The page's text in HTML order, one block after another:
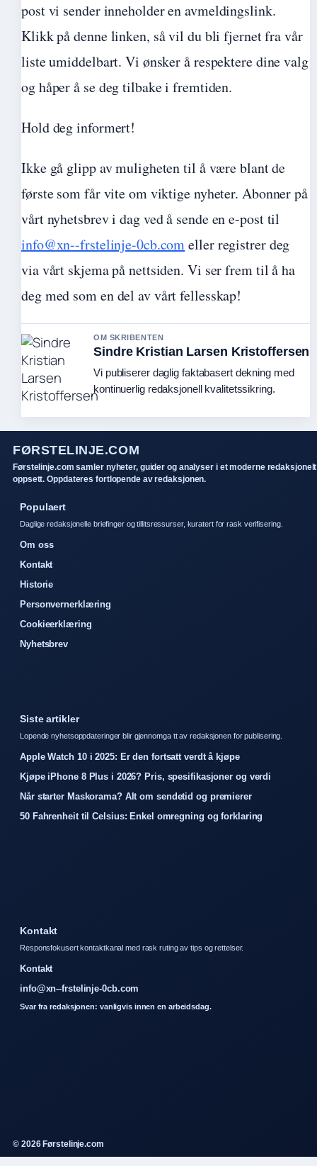
post vi sender inneholder en avmeldingslink.
Klikk på denne linken, så vil du bli fjernet fra vår
liste umiddelbart. Vi ønsker å respektere dine valg
og håper å se deg tilbake i fremtiden.
Hold deg informert!
Ikke gå glipp av muligheten til å være blant de
første som får vite om viktige nyheter. Abonner på
vårt nyhetsbrev i dag ved å sende en e-post til
info@xn--frstelinje-0cb.comeller registrer deg
via vårt skjema på nettsiden. Vi ser frem til å ha
deg med som en del av vårt fellesskap!
OM SKRIBENTEN
Sindre Kristian Larsen Kristoffersen
Vi publiserer daglig faktabasert dekning med
kontinuerlig redaksjonell kvalitetssikring.
FØRSTELINJE.COM
Førstelinje.com samler nyheter, guider og analyser i et moderne redaksjonelt
oppsett. Oppdateres fortlopende av redaksjonen.
Populaert
Daglige redaksjonelle briefinger og tillitsressurser, kuratert for rask verifisering.
Om oss
Kontakt
Historie
Personvernerklæring
Cookieerklæring
Nyhetsbrev
Siste artikler
Lopende nyhetsoppdateringer blir gjennomga tt av redaksjonen for publisering.
Apple Watch 10 i 2025: Er den fortsatt verdt å kjøpe
Kjøpe iPhone 8 Plus i 2026? Pris, spesifikasjoner og verdi
Når starter Maskorama? Alt om sendetid og premierer
50 Fahrenheit til Celsius: Enkel omregning og forklaring
Kontakt
Responsfokusert kontaktkanal med rask ruting av tips og rettelser.
Kontakt
info@xn--frstelinje-0cb.com
Svar fra redaksjonen: vanligvis innen en arbeidsdag.
© 2026 Førstelinje.com